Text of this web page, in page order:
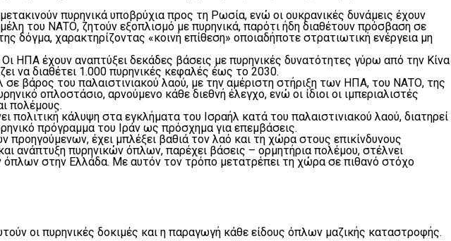
πυρηνικά υποβρύχια προς τη Ρωσία, ενώ οι ουκρανικές δυνάμεις έχουν
του ΝΑΤΟ, ζητούν εξοπλισμό με πυρηνικά, παρότι ήδη διαθέτουν πρόσβαση σε
χαρακτηρίζοντας «κοινή επίθεση» οποιαδήποτε στρατιωτική ενέργεια μη
ΗΠΑ έχουν αναπτύξει δεκάδες βάσεις με πυρηνικές δυνατότητες γύρω από την Κίνα
να διαθέτει 1.000 πυρηνικές κεφαλές έως το 2030.
βάρος του παλαιστινιακού λαού, με την αμέριστη στήριξη των ΗΠΑ, του ΝΑΤΟ, της
οπλοστάσιο, αρνούμενο κάθε διεθνή έλεγχο, ενώ οι ίδιοι οι ιμπεριαλιστές
πολέμους.
πολιτική κάλυψη στα εγκλήματα του Ισραήλ κατά του παλαιστινιακού λαού, διατηρεί
πρόγραμμα του Ιράν ως πρόσχημα για επεμβάσεις.
έχει μπλέξει βαθιά τον λαό και τη χώρα στους επικίνδυνους
ανάπτυξη πυρηνικών όπλων, παρέχει βάσεις – ορμητήρια πολέμου, στέλνει
όπλων στην Ελλάδα. Με αυτόν τον τρόπο μετατρέπει τη χώρα σε πιθανό στόχο
οι πυρηνικές δοκιμές και η παραγωγή κάθε είδους όπλων μαζικής καταστροφής.